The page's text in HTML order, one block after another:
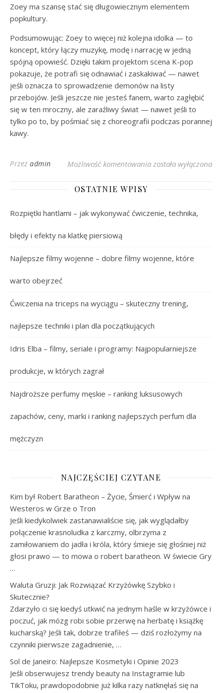
Zoey ma szansę stać się długowiecznym elementem
popkultury.
Podsumowując: Zoey to więcej niż kolejna idolka — to
koncept, który łączy muzykę, modę i narrację w jedną
spójną opowieść. Dzięki takim projektom scena K-pop
pokazuje, że potrafi się odnawiać i zaskakiwać — nawet
jeśli oznacza to sprowadzenie demonów na listy
przebojów. Jeśli jeszcze nie jesteś fanem, warto zagłębić
się w ten mroczny, ale zaraźliwy świat — nawet jeśli to
tylko po to, by pośmiać się z choreografii podczas porannej
kawy.
Przez admin Możliwość komentowania Zoey Kpop:
została wyłączona
OSTATNIE WPISY
Rozpiętki hantlami – jak wykonywać ćwiczenie, technika,
błędy i efekty na klatkę piersiową
Najlepsze filmy wojenne – dobre filmy wojenne, które
warto obejrzeć
Ćwiczenia na triceps na wyciągu – skuteczny trening,
najlepsze techniki i plan dla początkujących
Idris Elba – filmy, seriale i programy: Najpopularniejsze
produkcje, w których zagrał
Najdroższe perfumy męskie – ranking luksusowych
zapachów, ceny, marki i ranking najlepszych perfum dla
mężczyzn
NAJCZĘŚCIEJ CZYTANE
Kim był Robert Baratheon – Życie, Śmierć i Wpływ na
Westeros w Grze o Tron
Jeśli kiedykolwiek zastanawialiście się, jak wyglądałby
połączenie krasnoludka z karczmy, olbrzyma z
zamiłowaniem do jadła i króla, który śmieje się głośniej niż
głosi prawo — to mowa o robert baratheon. W świecie Gry
…
Waluta Gruzji: Jak Rozwiązać Krzyżówkę Szybko i
Skutecznie?
Zdarzyło ci się kiedyś utkwić na jednym haśle w krzyżówce i
poczuć, jak mózg robi sobie przerwę na herbatę i książkę
kucharską? Jeśli tak, dobrze trafiłeś — dziś rozłożymy na
czynniki pierwsze zagadnienie, …
Sol de Janeiro: Najlepsze Kosmetyki i Opinie 2023
Jeśli obserwujesz trendy beauty na Instagramie lub
TikToku, prawdopodobnie już kilka razy natknęłaś się na